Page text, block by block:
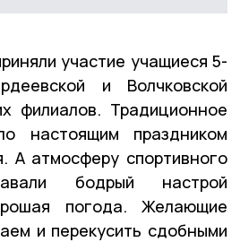
участие учащиеся 5-
и Волчковской
филиалов. Традиционное
настоящим праздником
А атмосферу спортивного
бодрый настрой
погода. Желающие
и перекусить сдобными